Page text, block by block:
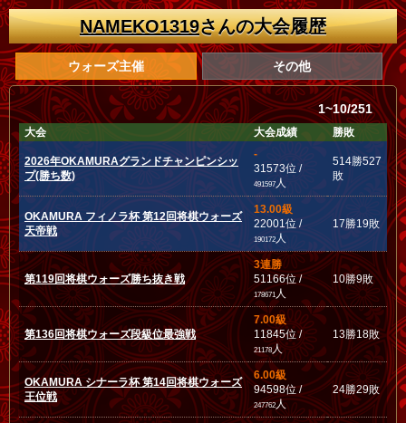
NAMEKO1319さんの大会履歴
ウォーズ主催 その他
1~10/251
大会 大会成績 勝敗
2026年OKAMURAグランドチャンピンシッ
プ(勝ち数)
-
31573位 /
491597 人
514勝527
敗
OKAMURA フィノラ杯 第12回将棋ウォーズ
天帝戦
13.00級
22001位 /
190172 人
17勝19敗
第119回将棋ウォーズ勝ち抜き戦
3連勝
51166位 /
178671 人
10勝9敗
第136回将棋ウォーズ段級位最強戦
7.00級
11845位 /
21178人
13勝18敗
OKAMURA シナーラ杯 第14回将棋ウォーズ
王位戦
6.00級
94598位 /
247762人
24勝29敗